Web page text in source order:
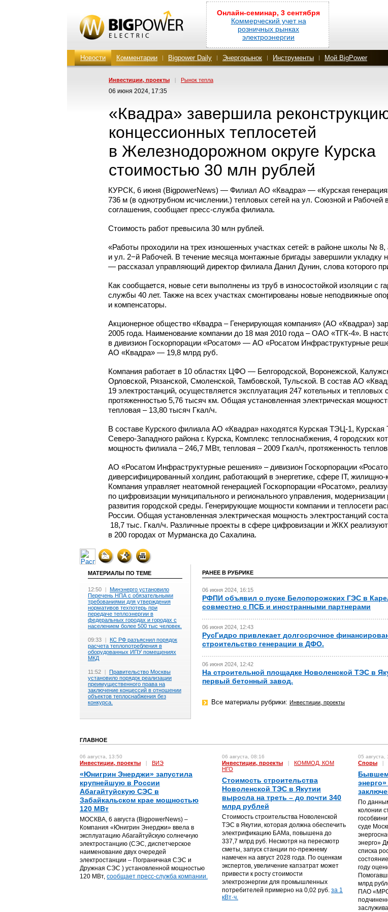
Онлайн-семинар, 3 сентября
Коммерческий учет на
розничных рынках
электроэнергии
Новости Комментарии Bigpower Daily Энергорынок Инструменты Мой BigPower
Инвестиции, проекты | Рынок тепла
06 июня 2024, 17:35
«Квадра» завершила
концессионных теплосетей
в Железнодорожном округе Курска
стоимостью 30 млн рублей
КУРСК, 6 июня (BigpowerNews) — Филиал АО «Квадра» — «Курская
736 м (в однотрубном исчислении.) тепловых сетей на ул. Союзной и Рабочей
соглашения, сообщает пресс-служба филиала.
Стоимость работ превысила 30 млн рублей.
«Работы проходили на трех изношенных участках сетей: в районе школы № 8,
и ул. 2−й Рабочей. В течение месяца монтажные бригады завершили укладку
— рассказал управляющий директор филиала Данил Дунин, слова которого
Как сообщается, новые сети выполнены из труб в износостойкой изоляции с
службы 40 лет. Также на всех участках смонтированы новые неподвижные
и компенсаторы.
Акционерное общество «Квадра – Генерирующая компания» (АО «Квадра»)
2005 года. Наименование компании до 18 мая 2010 года – ОАО «ТГК-4». В
в дивизион Госкорпорации «Росатом» — АО «Росатом Инфраструктурные
АО «Квадра» — 19,8 млрд руб.
Компания работает в 10 областях ЦФО — Белгородской, Воронежской,
Орловской, Рязанской, Смоленской, Тамбовской, Тульской. В состав АО
19 электростанций, осуществляется эксплуатация 247 котельных и тепловых
протяженностью 5,76 тысяч км. Общая установленная электрическая
тепловая – 13,80 тысяч Гкал/ч.
В составе Курского филиала АО «Квадра» находятся Курская ТЭЦ-1, Курская
Северо-Западного района г. Курска, Комплекс теплоснабжения, 4 городских
мощность филиала – 246,7 МВт, тепловая – 2009 Гкал/ч, протяженность
АО «Росатом Инфраструктурные решения» – дивизион Госкорпорации
диверсифицированный холдинг, работающий в энергетике, сфере IT, жилищно-
Компания управляет неатомной генерацией Госкорпорации «Росатом»,
по цифровизации муниципального и регионального управления,
развития городской среды. Генерирующие мощности компании и теплосети
России. Общая установленная электрическая мощность электростанций
18,7 тыс. Гкал/ч. Различные проекты в сфере цифровизации и ЖКХ
в 200 городах от Мурманска до Сахалина.
МАТЕРИАЛЫ ПО ТЕМЕ
12:50 | Минэнерго установило
Перечень НПА с обязательными
требованиями для утверждения
нормативов техпотерь при
передаче теплоэнергии в
федеральных городах и городах с
населением более 500 тыс человек.
09:33 | КС РФ разъяснил порядок
расчета теплопотребления в
оборудованных ИПУ помещениях
МКД
11:52 | Правительство Москвы
установило порядок реализации
преимущественного права на
заключение концессий в отношении
объектов теплоснабжения без
конкурса.
РАНЕЕ В РУБРИКЕ
06 июня 2024, 16:15
РФПИ объявил о пуске Белопорожских ГЭС в
совместно с ПСБ и иностранными партнерами
06 июня 2024, 12:43
РусГидро привлекает долгосрочное
строительство генерации в ДФО.
06 июня 2024, 12:42
На строительной площадке Новоленской ТЭС в
первый бетонный завод.
Все материалы рубрики: Инвестиции, проекты
ГЛАВНОЕ
06 августа, 13:50
Инвестиции, проекты | ВИЭ
«Юнигрин Энерджи» запустила
крупнейшую в России
Абагайтуйскую СЭС в
Забайкальском крае мощностью
120 МВт
МОСКВА, 6 августа (BigpowerNews) –
Компания «Юнигрин Энерджи» ввела в
эксплуатацию Абагайтуйскую солнечную
электростанцию (СЭС, диспетчерское
наименование двух очередей
электростанции – Пограничная СЭС и
Дружная СЭС ) установленной мощностью
120 МВт, сообщает пресс-служба компании.
06 августа, 08:16
Инвестиции, проекты |
КОММОД, КОМ
НГО
Стоимость строительства
Новоленской ТЭС в Якутии
выросла на треть – до почти 340
млрд рублей
Стоимость строительства Новоленской
ТЭС в Якутии, которая должна обеспечить
электрификацию БАМа, повышена до
337,7 млрд руб. Несмотря на пересмотр
сметы, запуск станции по-прежнему
намечен на август 2028 года. По оценкам
экспертов, увеличение капзатрат может
привести к росту стоимости
электроэнергии для промышленных
потребителей примерно на 0,02 руб. за 1
кВт·ч.
05 августа,
Споры |
По
колонии
суде
энерго»
списка
году
млрд
ПАО